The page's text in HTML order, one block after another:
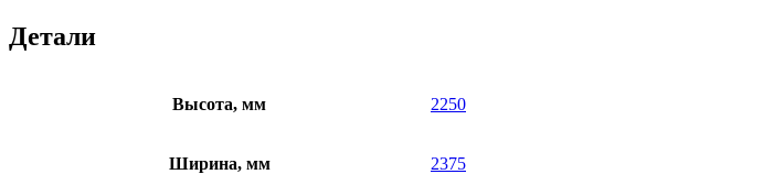
Детали
Высота, мм 2250
Ширина, мм 2375